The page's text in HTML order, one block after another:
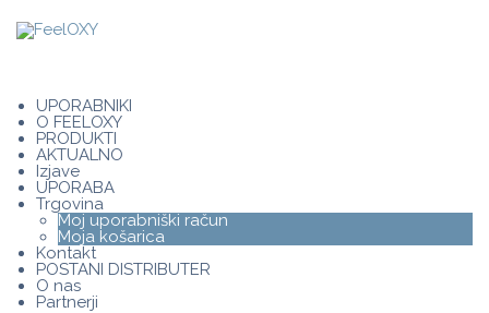
UPORABNIKI
O FEELOXY
PRODUKTI
AKTUALNO
Izjave
UPORABA
Trgovina
Moj uporabniški račun
Moja košarica
Kontakt
POSTANI DISTRIBUTER
O nas
Partnerji